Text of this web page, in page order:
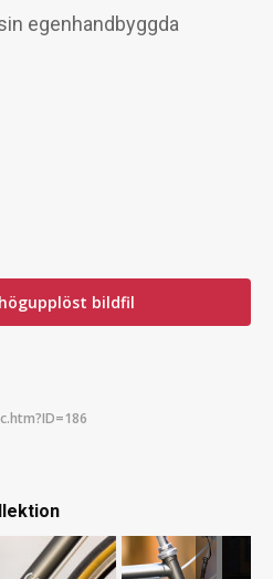
egenhandbyggda
bildfil